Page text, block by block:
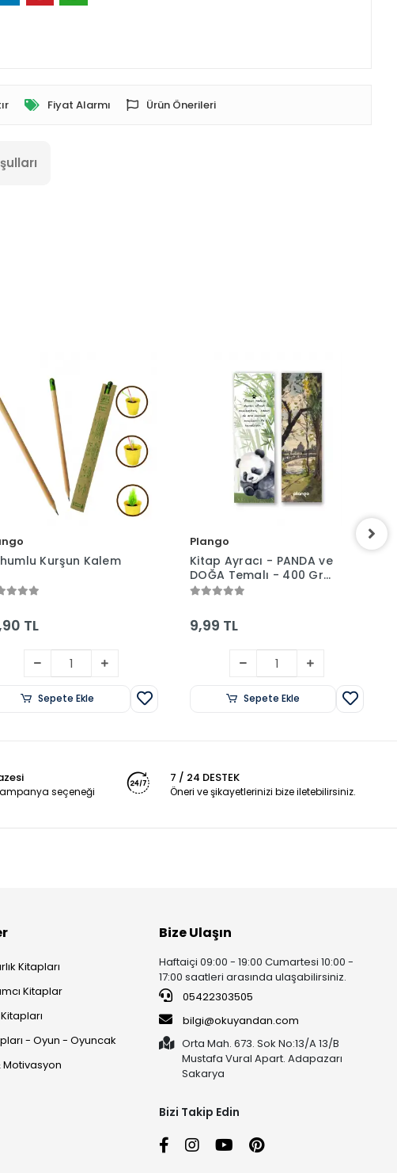
Fiyat Alarmı Ürün Önerileri
Kurşun Kalem
TL
Sepete Ekle
Plango
Kitap Ayracı - PANDA ve
DOĞA Temalı - 400 Gr
Karton
9,99 TL
Sepete Ekle
seçeneği
7 / 24 DESTEK
Öneri ve şikayetlerinizi bize iletebilirsiniz.
Kitapları
Kitaplar
- Oyun - Oyuncak
Motivasyon
Bize Ulaşın
Haftaiçi 09:00 - 19:00 Cumartesi 10:00 -
17:00 saatleri arasında ulaşabilirsiniz.
05422303505
bilgi@okuyandan.com
Orta Mah. 673. Sok No:13/A 13/B
Mustafa Vural Apart. Adapazarı
Sakarya
Bizi Takip Edin